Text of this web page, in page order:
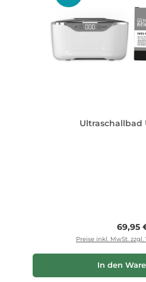
Ultraschallbad
69,95
Preise inkl. MwSt. zzgl.
In den